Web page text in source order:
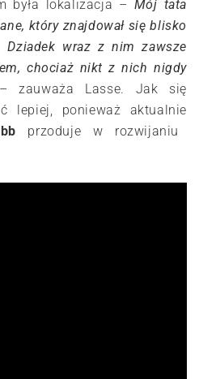
była lokalizacja – Mój tata
który znajdował się blisko
Dziadek wraz z nim zawsze
chociaż nikt z nich nigdy
zauważa Lasse. Jak się
lepiej, ponieważ aktualnie
przoduje w rozwijaniu